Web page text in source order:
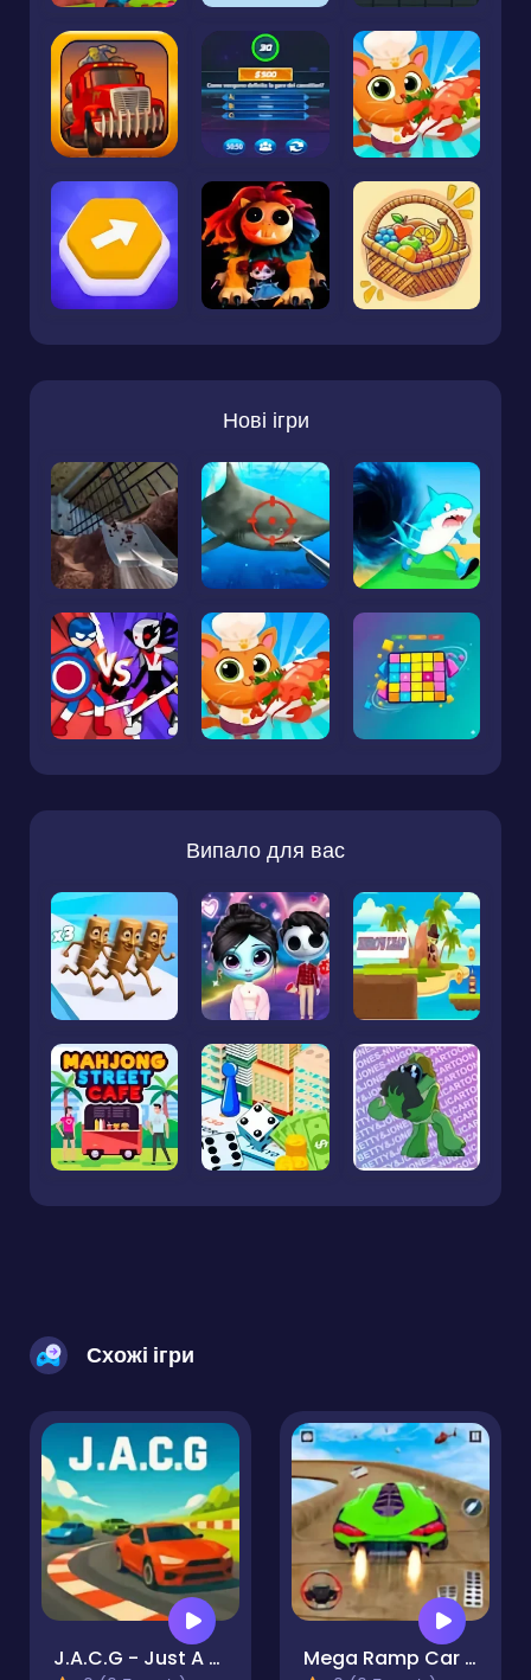
Нові ігри
Випало для вас
Схожі ігри
J.A.C.G - Just A Car Game Mega Ramp Car Stunt Games 3D